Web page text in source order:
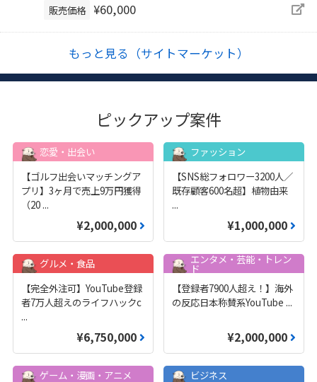
販売価格 ¥60,000
もっと見る（サイトマーケット）
ピックアップ案件
恋愛・出会い
【ゴルフ出会いマッチングア
プリ】3ヶ月で売上9万円獲得
（20 ...
¥2,000,000
ファッション
【SNS総フォロワー3200人／
既存顧客600名超】植物由来
...
¥1,000,000
グルメ・食品
【完全外注可】YouTube登録
者7万人超えのライフハックc
...
¥6,750,000
エンタメ・芸能・トレン
ド
【登録者7900人超え！】海外
の反応日本称賛系YouTube ...
¥2,000,000
ゲーム・漫画・アニメ ビジネス